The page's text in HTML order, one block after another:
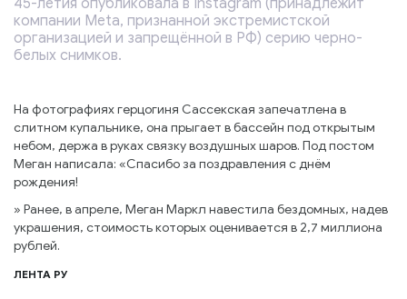
45-летия опубликовала в Instagram (принадлежит
компании Meta, признанной экстремистской
организацией и запрещённой в РФ) серию черно-
белых снимков.
На фотографиях герцогиня Сассекская запечатлена в
слитном купальнике, она прыгает в бассейн под открытым
небом, держа в руках связку воздушных шаров. Под постом
Меган написала: «Спасибо за поздравления с днём
рождения!
» Ранее, в апреле, Меган Маркл навестила бездомных, надев
украшения, стоимость которых оценивается в 2,7 миллиона
рублей.
ЛЕНТА РУ